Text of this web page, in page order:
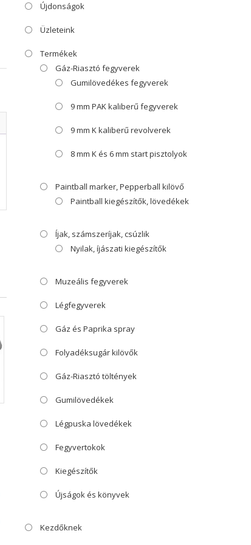
Újdonságok
Üzleteink
Termékek
Gáz-Riasztó fegyverek
Gumilövedékes fegyverek
9 mm PAK kaliberű fegyverek
9 mm K kaliberű revolverek
8 mm K és 6 mm start pisztolyok
Paintball marker, Pepperball kilövő
Paintball kiegészítők, lövedékek
Íjak, számszeríjak, csúzlik
Nyilak, íjászati kiegészítők
Muzeális fegyverek
Légfegyverek
Gáz és Paprika spray
Folyadéksugár kilövők
Gáz-Riasztó töltények
Gumilövedékek
Légpuska lövedékek
Fegyvertokok
Kiegészítők
Újságok és könyvek
Kezdőknek